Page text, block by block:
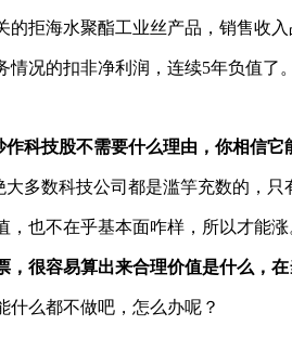
的拒海水聚酯工业丝产品，销售收入
情况的扣非净利润，连续5年负值了。
作科技股不需要什么理由，你相信它
多数科技公司都是滥竽充数的，只
，也不在乎基本面咋样，所以才能涨
，很容易算出来合理价值是什么，在
什么都不做吧，怎么办呢？